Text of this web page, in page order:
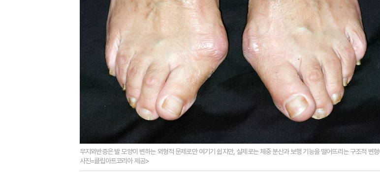
무지외반증은 발 모양이 변하는 외형적 문제로만 여기기 쉽지만, 실제로는 체중 분산과 보행 기능을 떨어뜨리는 구조적 변
사진=클립아트코리아 제공>